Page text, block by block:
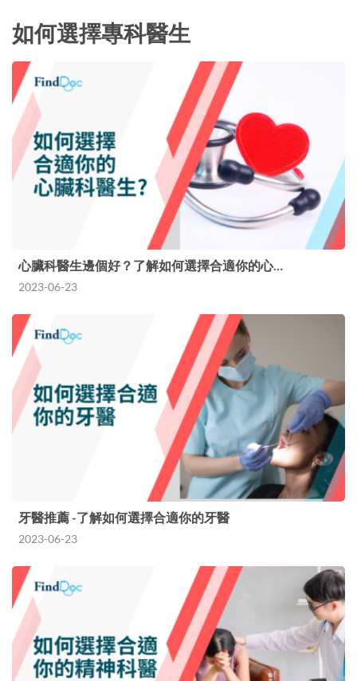
如何選擇專科醫生
心臟科醫生邊個好？了解如何選擇合適你的心…
2023-06-23
牙醫推薦 -了解如何選擇合適你的牙醫
2023-06-23